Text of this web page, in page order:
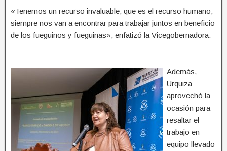
«Tenemos un recurso invaluable, que es el recurso humano,
siempre nos van a encontrar para trabajar juntos en beneficio
de los fueguinos y fueguinas», enfatizó la Vicegobernadora.
Además,
Urquiza
aprovechó la
ocasión para
resaltar el
trabajo en
equipo llevado